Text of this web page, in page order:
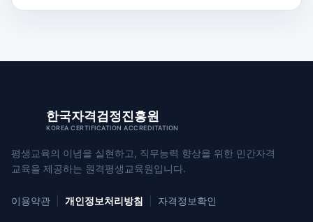
한국자격검정진흥원
KOREA CERTIFICATION ACCREDITATION
평생교육의 이념을 실현하고, 직무능력 향상을 위한 민간자격
교육을 제공하는 원격평생교육원입니다.
이용약관 개인정보처리방침 자격정보확인